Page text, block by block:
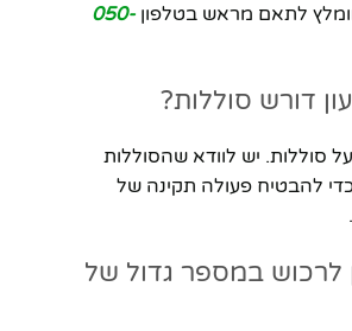
לתאם מראש בטלפון 050-
דורש סוללות?
סוללות. יש לוודא שהסוללות
להבטיח פעולה תקינה של
לרכוש במספר גדול של